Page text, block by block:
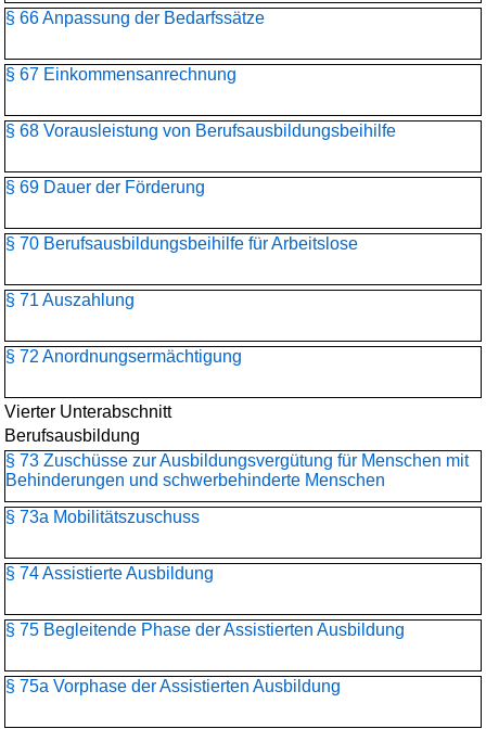
§ 66 Anpassung der Bedarfssätze
§ 67 Einkommensanrechnung
§ 68 Vorausleistung von Berufsausbildungsbeihilfe
§ 69 Dauer der Förderung
§ 70 Berufsausbildungsbeihilfe für Arbeitslose
§ 71 Auszahlung
§ 72 Anordnungsermächtigung
Vierter Unterabschnitt
Berufsausbildung
§ 73 Zuschüsse zur Ausbildungsvergütung für Menschen mit
Behinderungen und schwerbehinderte Menschen
§ 73a Mobilitätszuschuss
§ 74 Assistierte Ausbildung
§ 75 Begleitende Phase der Assistierten Ausbildung
§ 75a Vorphase der Assistierten Ausbildung